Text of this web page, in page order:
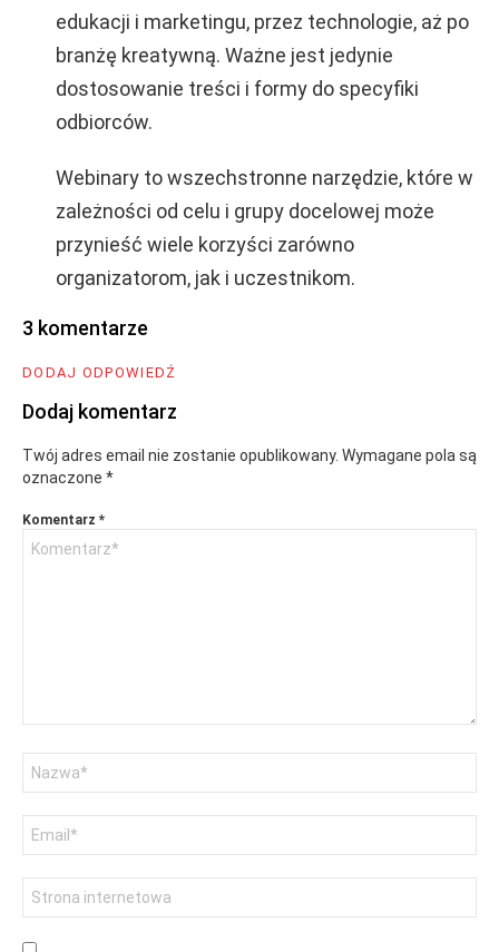
edukacji i marketingu, przez technologie, aż po
branżę kreatywną. Ważne jest jedynie
dostosowanie treści i formy do specyfiki
odbiorców.
Webinary to wszechstronne narzędzie, które w
zależności od celu i grupy docelowej może
przynieść wiele korzyści zarówno
organizatorom, jak i uczestnikom.
3 komentarze
DODAJ ODPOWIEDŹ
Dodaj komentarz
Twój adres email nie zostanie opublikowany. Wymagane pola są
oznaczone *
Komentarz *
email
internetowa